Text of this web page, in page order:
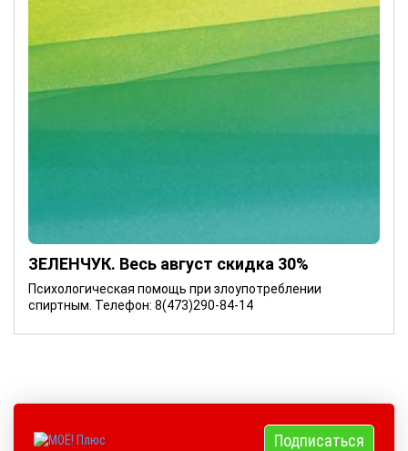
ЗЕЛЕНЧУК. Весь август скидка 30%
Психологическая помощь при злоупотреблении
спиртным. Телефон: 8(473)290-84-14
Подписаться